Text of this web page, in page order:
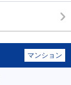
マンション